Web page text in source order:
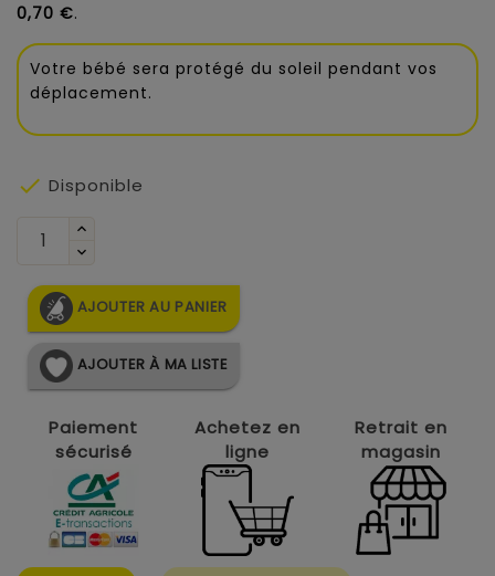
0,70 €.
Votre bébé sera protégé du soleil pendant vos
déplacement.
 Disponible
AJOUTER AU PANIER
AJOUTER À MA LISTE
Paiement
sécurisé
Achetez en
ligne
Retrait en
magasin